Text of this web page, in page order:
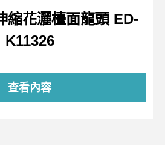
縮花灑檯面龍頭 ED-
K11326
查看內容